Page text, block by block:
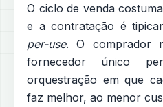
O ciclo de venda
e a contratação é
per-use. O comprador
fornecedor único
orquestração em que
faz melhor, ao menor